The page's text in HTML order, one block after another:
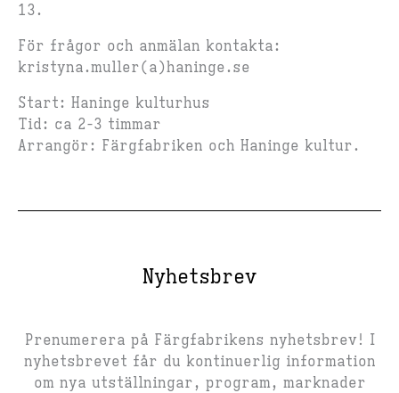
13.
För frågor och anmälan kontakta:
kristyna.muller(a)haninge.se
Start: Haninge kulturhus
Tid: ca 2-3 timmar
Arrangör: Färgfabriken och Haninge kultur.
Nyhetsbrev
Prenumerera på Färgfabrikens nyhetsbrev! I
nyhetsbrevet får du kontinuerlig information
om nya utställningar, program, marknader